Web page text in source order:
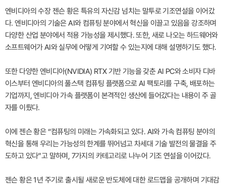
엔비디아의 수장 젠슨 황은 특유의 자신감 넘치는 말투로 기조연설을 이어갔
다. 엔비디아의 기술은 AI와 컴퓨팅 분야에서 혁신을 이끌고 있음을 강조하며
다양한 산업 분야에서 적용 가능성을 제시했다. 또한, 새로 나오는 하드웨어와
소프트웨어가 AI와 실무에 어떻게 기여할 수 있는지에 대해 설명하기도 했다.
또한 다양한 엔비디아(NVIDIA) RTX 기반 기능을 갖춘 AI PC와 소비자 디바
이스부터 엔비디아의 풀스택 컴퓨팅 플랫폼으로 AI 팩토리를 구축, 배포하는
기업까지, 엔비디아 가속 플랫폼이 본격적인 생산에 들어갔다는 내용이 주 골
자를 이뤘다.
이에 젠슨 황은 “컴퓨팅의 미래는 가속화되고 있다. AI와 가속 컴퓨팅 분야의
혁신을 통해 우리는 가능성의 한계를 뛰어넘고 차세대 기술 발전의 물결을 주
도하고 있다”고 말하며, 7가지의 카테고리로 나누어 기조 연설을 이어갔다.
젠슨 황은 1년 주기로 출시될 새로운 반도체에 대한 로드맵을 공개하며 기대감